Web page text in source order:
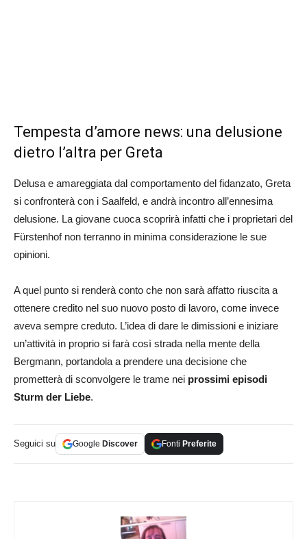
Tempesta d’amore news: una delusione
dietro l’altra per Greta
Delusa e amareggiata dal comportamento del fidanzato, Greta
si confronterà con i Saalfeld, e andrà incontro all’ennesima
delusione. La giovane cuoca scoprirà infatti che i proprietari del
Fürstenhof non terranno in minima considerazione le sue
opinioni.
A quel punto si renderà conto che non sarà affatto riuscita a
ottenere credito nel suo nuovo posto di lavoro, come invece
aveva sempre creduto. L’idea di dare le dimissioni e iniziare
un’attività in proprio si farà così strada nella mente della
Bergmann, portandola a prendere una decisione che
prometterà di sconvolgere le trame nei prossimi episodi
Sturm der Liebe.
Seguici su Google Discover Fonti Preferite